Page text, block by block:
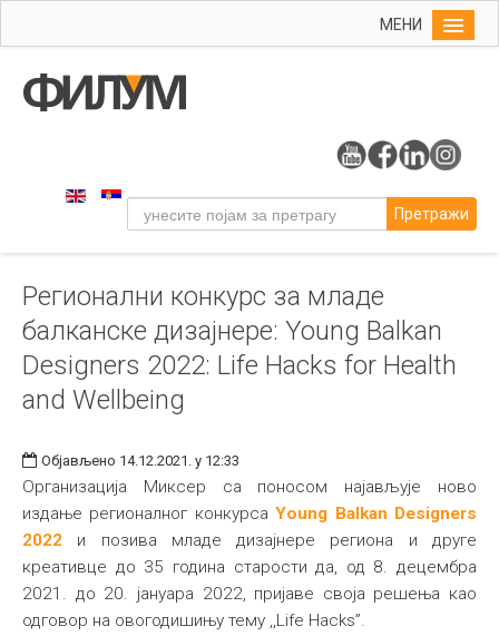
МЕНИ
Упис
Уметност
Музичка уметност
Примењена и ликовна уметност
Галерија
Издаваштво
Библиотека
Студенти
Претражи
Регионални конкурс за младе
балканске дизајнере: Young Balkan
Designers 2022: Life Hacks for Health
and Wellbeing
Објављено 14.12.2021. у 12:33
Организација Миксер са поносом најављује ново
издање регионалног конкурсаYoung Balkan Designers
2022 и позива младе дизајнере региона и друге
креативце до 35 година старости да, од 8. децембра
2021. до 20. јануара 2022, пријаве своја решења као
одговор на овогодишињу тему ,,Life Hacks”.